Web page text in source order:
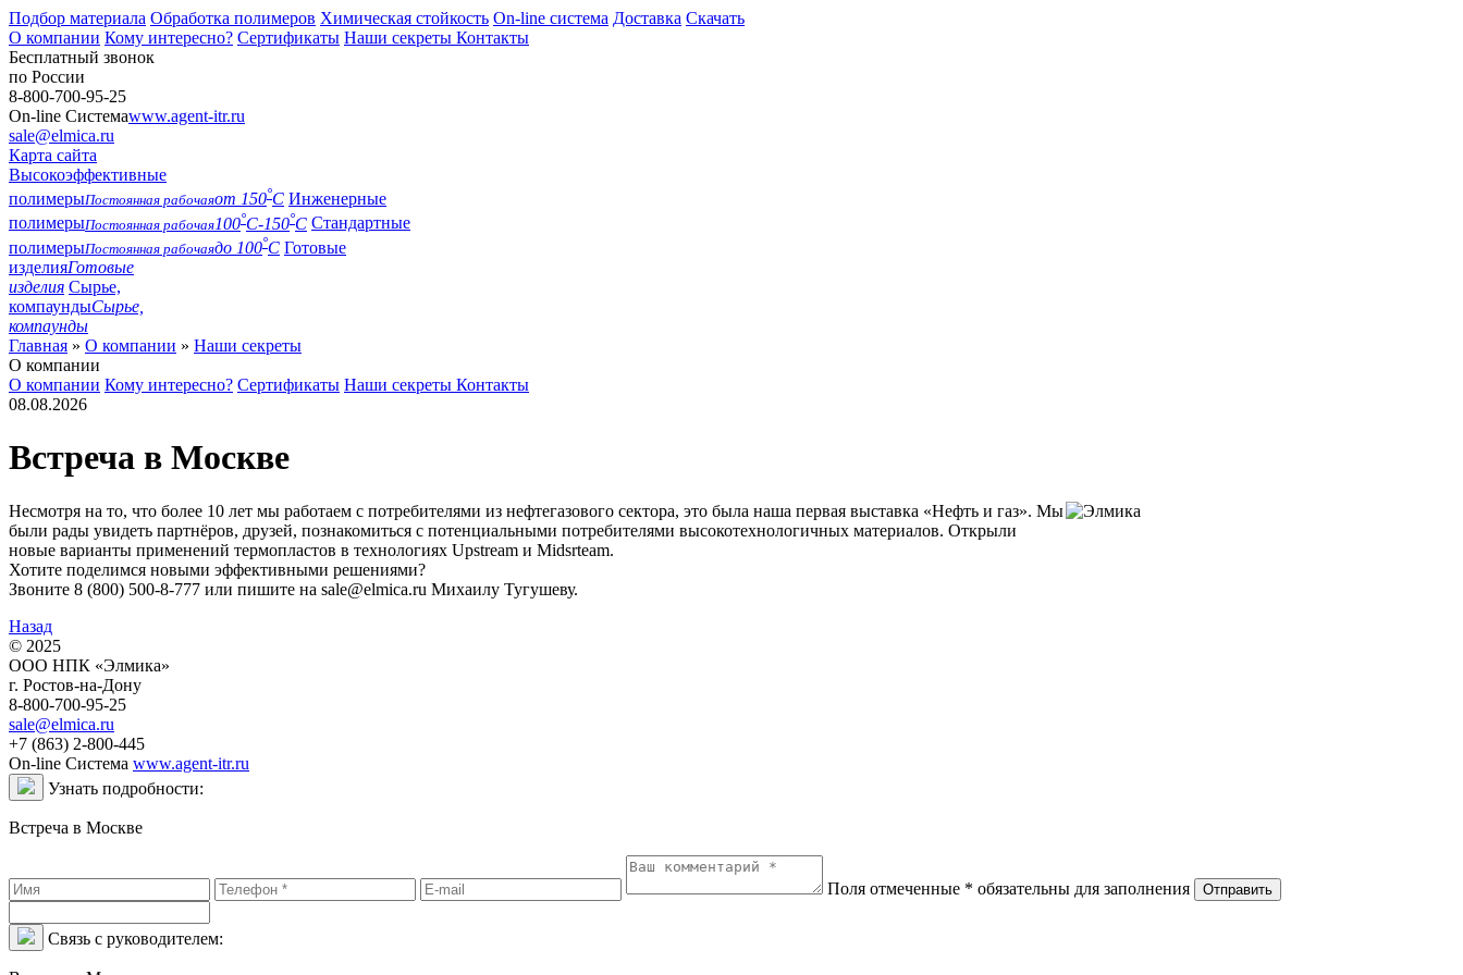
Подбор материала Обработка полимеров Химическая стойкость On-line система Доставка Скачать
О компании Кому интересно? Сертификаты Наши секреты Контакты
Бесплатный звонок
по России
8-800-700-95-25
On-line Системаwww.agent-itr.ru
sale@elmica.ru
Карта сайта
Высокоэффективные
полимерыПостоянная рабочаяот 150°С Инженерные
полимерыПостоянная рабочая100°С-150°С Стандартные
полимерыПостоянная рабочаядо 100°С Готовые
изделияГотовые
изделия Сырье,
компаундыСырье,
компаунды
Главная » О компании » Наши секреты
О компании
О компании Кому интересно? Сертификаты Наши секреты Контакты
08.08.2026
Встреча в Москве
Несмотря на то, что более 10 лет мы работаем с потребителями из нефтегазового сектора, это была наша первая выставка «Нефть и газ». Мы
были рады увидеть партнёров, друзей, познакомиться с потенциальными потребителями высокотехнологичных материалов. Открыли
новые варианты применений термопластов в технологиях Upstream и Midsrteam.
Хотите поделимся новыми эффективными решениями?
Звоните 8 (800) 500-8-777 или пишите на sale@elmica.ru Михаилу Тугушеву.
Назад
© 2025
ООО НПК «Элмика»
г. Ростов-на-Дону
8-800-700-95-25
sale@elmica.ru
+7 (863) 2-800-445
On-line Система www.agent-itr.ru
Узнать подробности:
Встреча в Москве
Поля отмеченные * обязательны для заполнения
Связь с руководителем: